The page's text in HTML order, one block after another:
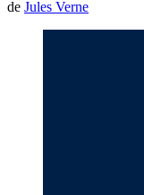
de Jules Verne